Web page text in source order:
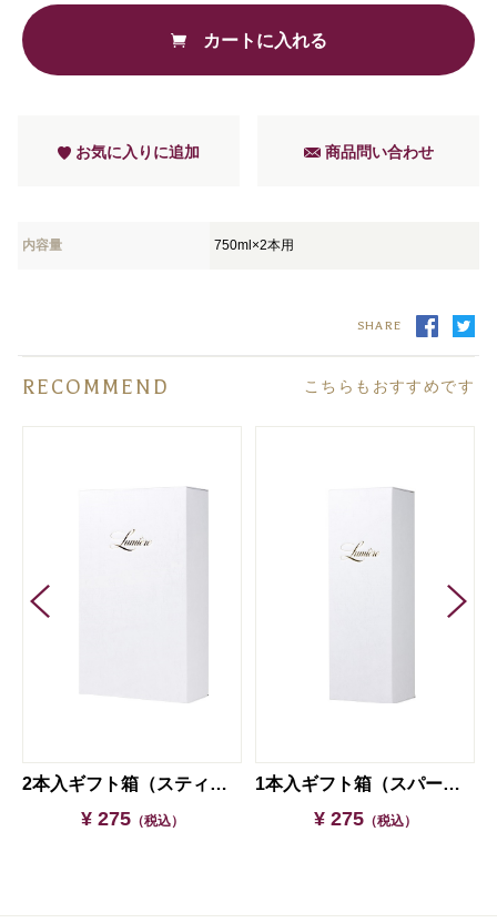
カートに入れる
お気に入りに追加 商品問い合わせ
内容量 750ml×2本用
SHARE
RECOMMEND こちらもおすすめです
2本入ギフト箱（スティルワイン専用）
¥ 275（税込）
1本入ギフト箱（スパークリング・スティル兼用）
¥ 275（税込）